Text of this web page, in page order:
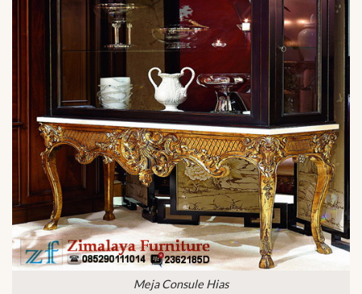
Meja Consule Hias